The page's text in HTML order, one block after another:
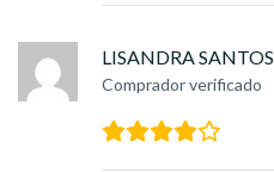
LISANDRA SANTOS
Comprador verificado